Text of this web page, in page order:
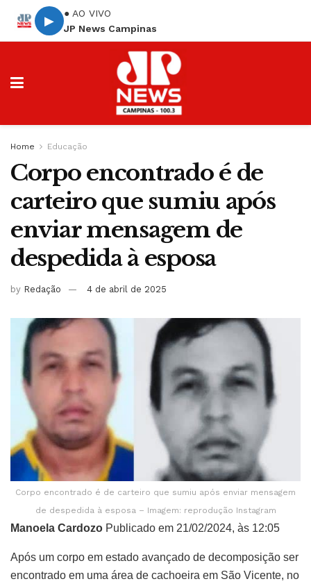
▶
● AO VIVO
JP News Campinas
Home Educação
Corpo encontrado é de
carteiro que sumiu após
enviar mensagem de
despedida à esposa
by Redação 4 de abril de 2025
Corpo encontrado é de carteiro que sumiu após enviar mensagem
de despedida à esposa – Imagem: reprodução Instagram
Manoela Cardozo Publicado em 21/02/2024, às 12:05
Após um corpo em estado avançado de decomposição ser
encontrado em uma área de cachoeira em São Vicente, no